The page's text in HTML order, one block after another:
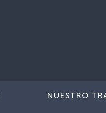
NUESTRO